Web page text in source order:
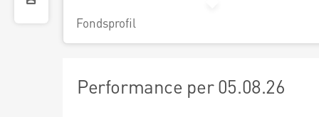
Fondsprofil
Performance per 05.08.26